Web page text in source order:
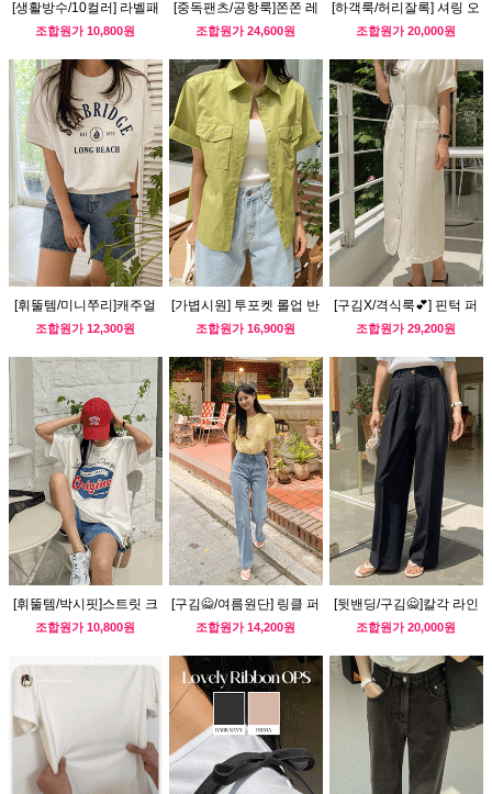
[생활방수/10컬러] 라벨패
치 나일론 반바지
조합원가10,800원
[중독팬츠/공항룩]쫀쫀 레
깅스 부츠컷슬랙스
조합원가24,600원
[하객룩/허리잘록] 셔링 오
픈카라넥 블라우스
조합원가20,000원
[휘뚤템/미니쭈리]캐주얼
프린팅 반팔 맨투맨
조합원가12,300원
[가볍시원] 투포켓 롤업 반
팔셔츠
조합원가16,900원
[구김X/격식룩💕] 핀턱 퍼
프 단아 원피스
조합원가29,200원
[휘뚤템/박시핏]스트릿 크
랙나염 반팔티
조합원가10,800원
[구김🙅/여름원단] 링클 퍼
프 블라우스
조합원가14,200원
[뒷밴딩/구김🙅]칼각 라인
와이드슬랙스
조합원가20,000원